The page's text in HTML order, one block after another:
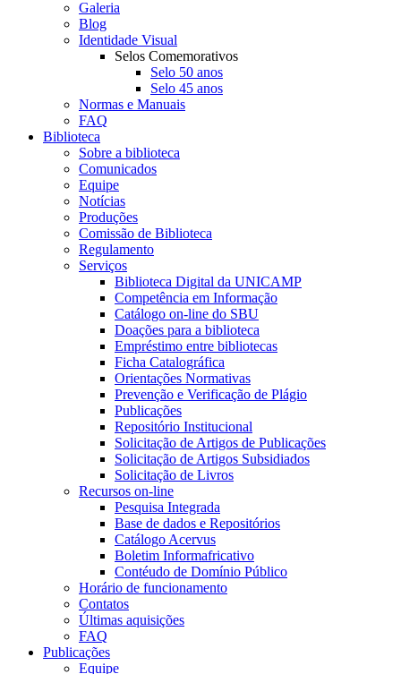
Galeria
Blog
Identidade Visual
Selos Comemorativos
Selo 50 anos
Selo 45 anos
Normas e Manuais
FAQ
Biblioteca
Sobre a biblioteca
Comunicados
Equipe
Notícias
Produções
Comissão de Biblioteca
Regulamento
Serviços
Biblioteca Digital da UNICAMP
Competência em Informação
Catálogo on-line do SBU
Doações para a biblioteca
Empréstimo entre bibliotecas
Ficha Catalográfica
Orientações Normativas
Prevenção e Verificação de Plágio
Publicações
Repositório Institucional
Solicitação de Artigos de Publicações
Solicitação de Artigos Subsidiados
Solicitação de Livros
Recursos on-line
Pesquisa Integrada
Base de dados e Repositórios
Catálogo Acervus
Boletim Informafricativo
Contéudo de Domínio Público
Horário de funcionamento
Contatos
Últimas aquisições
FAQ
Publicações
Equipe